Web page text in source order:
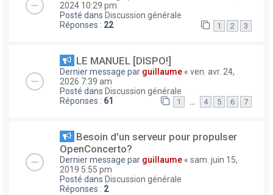
2024 10:29 pm
Posté dans Discussion générale
Réponses : 22 1 2 3
LE MANUEL [DISPO!]
Dernier message par guillaume « ven. avr. 24,
2026 7:39 am
Posté dans Discussion générale
Réponses : 61 1 … 4 5 6 7
Besoin d'un serveur pour propulser
OpenConcerto?
Dernier message par guillaume « sam. juin 15,
2019 5:55 pm
Posté dans Discussion générale
Réponses : 2